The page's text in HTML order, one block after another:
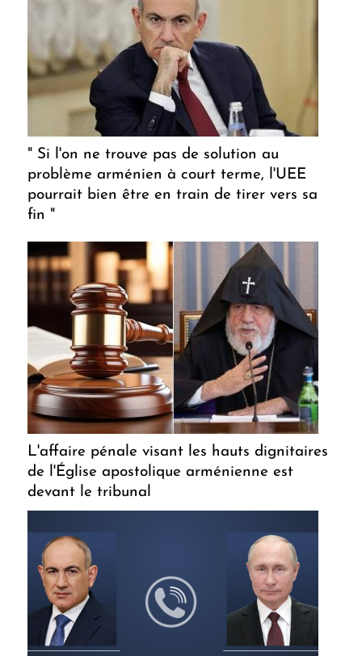
" Si l'on ne trouve pas de solution au
problème arménien à court terme, l'UEE
pourrait bien être en train de tirer vers sa
fin "
L'affaire pénale visant les hauts dignitaires
de l'Église apostolique arménienne est
devant le tribunal